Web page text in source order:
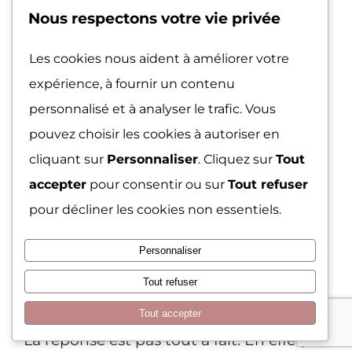
En consultation en ligne avec
psychologues pour la confiance en soi,
certaines patientes se demandent si le
manque de confiance en soi dont elles
souffrent aujourd’hui est à cause de
leurs parents.
La réponse est pas tout à fait. En effet,
Nous respectons votre vie privée
Les cookies nous aident à améliorer votre
expérience, à fournir un contenu
personnalisé et à analyser le trafic. Vous
pouvez choisir les cookies à autoriser en
cliquant sur Personnaliser. Cliquez sur Tout
accepter pour consentir ou sur Tout refuser
pour décliner les cookies non essentiels.
Personnaliser
Tout refuser
Tout accepter